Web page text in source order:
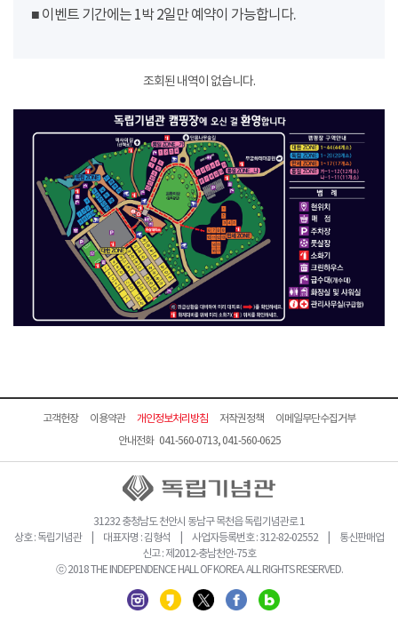
■ 이벤트 기간에는 1박 2일만 예약이 가능합니다.
조회된 내역이 없습니다.
고객헌장 이용약관 개인정보처리방침 저작권정책
이메일무단수집거부
안내전화 041-560-0713, 041-560-0625
31232 충청남도 천안시 동남구 목천읍 독립기념관로 1
상호 : 독립기념관 | 대표자명 : 김형석 | 사업자등록번호 : 312-82-02552 | 통신판매업
신고 : 제2012-충남천안-75호
ⓒ 2018 THE INDEPENDENCE HALL OF KOREA. ALL RIGHTS RESERVED.